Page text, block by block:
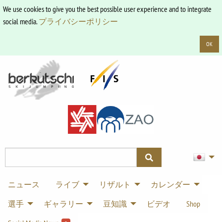
We use cookies to give you the best possible user experience and to integrate
social media.プライバシーポリシー
OK
ニュース ライブ リザルト
カレンダー
選手
ギャラリー 豆知識 ビデオ
Shop